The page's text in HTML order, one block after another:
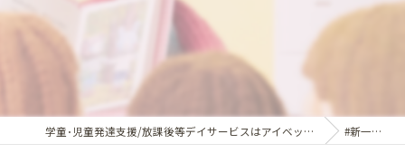
学童･児童発達支援/放課後等デイサービスはアイベックス早池峰 #新一年生